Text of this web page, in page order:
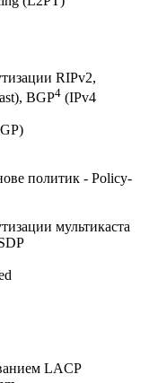
RIPv2,
BGP4 (IPv4
политик - Policy-
мультикаста
LACP